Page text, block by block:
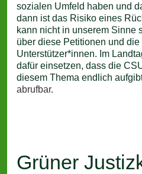
sozialen Umfeld haben und
dann ist das Risiko eines
kann nicht in unserem Sinne
über diese Petitionen und die
Unterstützer*innen. Im
dafür einsetzen, dass die
diesem Thema endlich
abrufbar.
Grüner